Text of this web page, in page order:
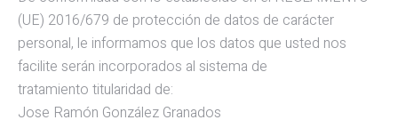
(UE) 2016/679 de protección de datos de carácter
personal, le informamos que los datos que usted nos
facilite serán incorporados al sistema de
tratamiento titularidad de:
Jose Ramón González Granados